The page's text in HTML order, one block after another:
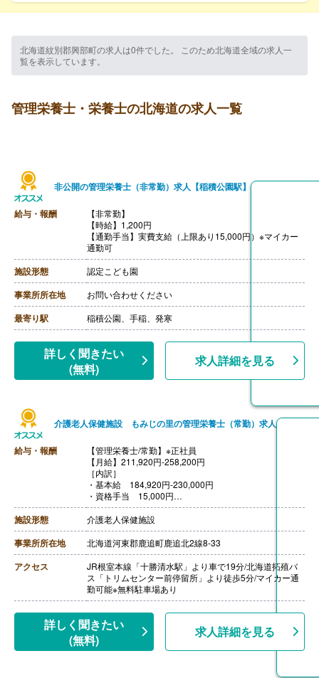
北海道紋別郡興部町の求人は0件でした。 このため北海道全域の求人一
覧を表示しています。
管理栄養士・栄養士の北海道の求人一覧
非公開の管理栄養士（非常勤）求人【稲積公園駅】
給与・報酬
【非常勤】
【時給】1,200円
【通勤手当】実費支給（上限あり15,000円）※マイカー
通勤可
施設形態 認定こども園
事業所所在地 お問い合わせください
最寄り駅 稲積公園、手稲、発寒
詳しく聞きたい
(無料)
求人詳細を見る
介護老人保健施設 もみじの里の管理栄養士（常勤）求人
給与・報酬
【管理栄養士/常勤】※正社員
【月給】211,920円-258,200円
［内訳］
・基本給 184,920円-230,000円
・資格手当 15,000円
・処遇改善手当 12,000円-13,200円
［その他手当］
・住宅手当 0円-30,000円
・寒冷地手当 60,000円/年（単身）
【賞与】年2回（計4.30ヶ月分）※前年度実績
【通勤手当】あり（上限11,000円/月）※距離に応じて支
給
【昇給】あり（1月あたり0円-1,500円）※前年度実績
【退職金】あり※勤続1年以上、共済加入
施設形態 介護老人保健施設
事業所所在地 北海道河東郡鹿追町鹿追北2線8-33
アクセス
JR根室本線「十勝清水駅」より車で19分/北海道拓殖バ
ス「トリムセンター前停留所」より徒歩5分/マイカー通
勤可能※無料駐車場あり
詳しく聞きたい
(無料)
求人詳細を見る